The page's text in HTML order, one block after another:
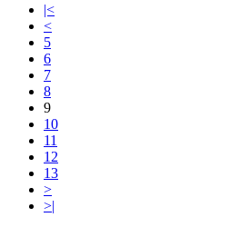
|<
<
5
6
7
8
9
10
11
12
13
>
>|